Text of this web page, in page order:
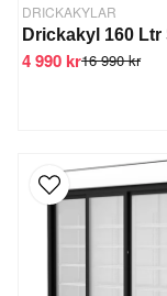
DRICKAKYLAR
16 990 kr
4 990 kr